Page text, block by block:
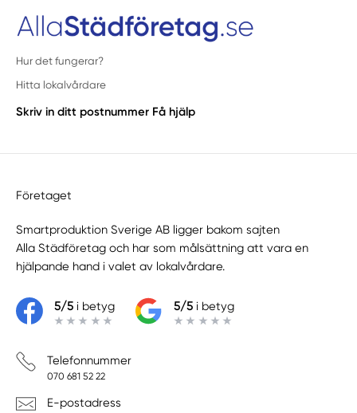
Hur det fungerar?
Hitta lokalvårdare
Skriv in ditt postnummer Få hjälp
Företaget
Smartproduktion Sverige AB ligger bakom sajten
Alla Städföretag och har som målsättning att vara en
hjälpande hand i valet av lokalvårdare.
5/5i betyg 5/5i betyg
Telefonnummer
070 681 52 22
E-postadress